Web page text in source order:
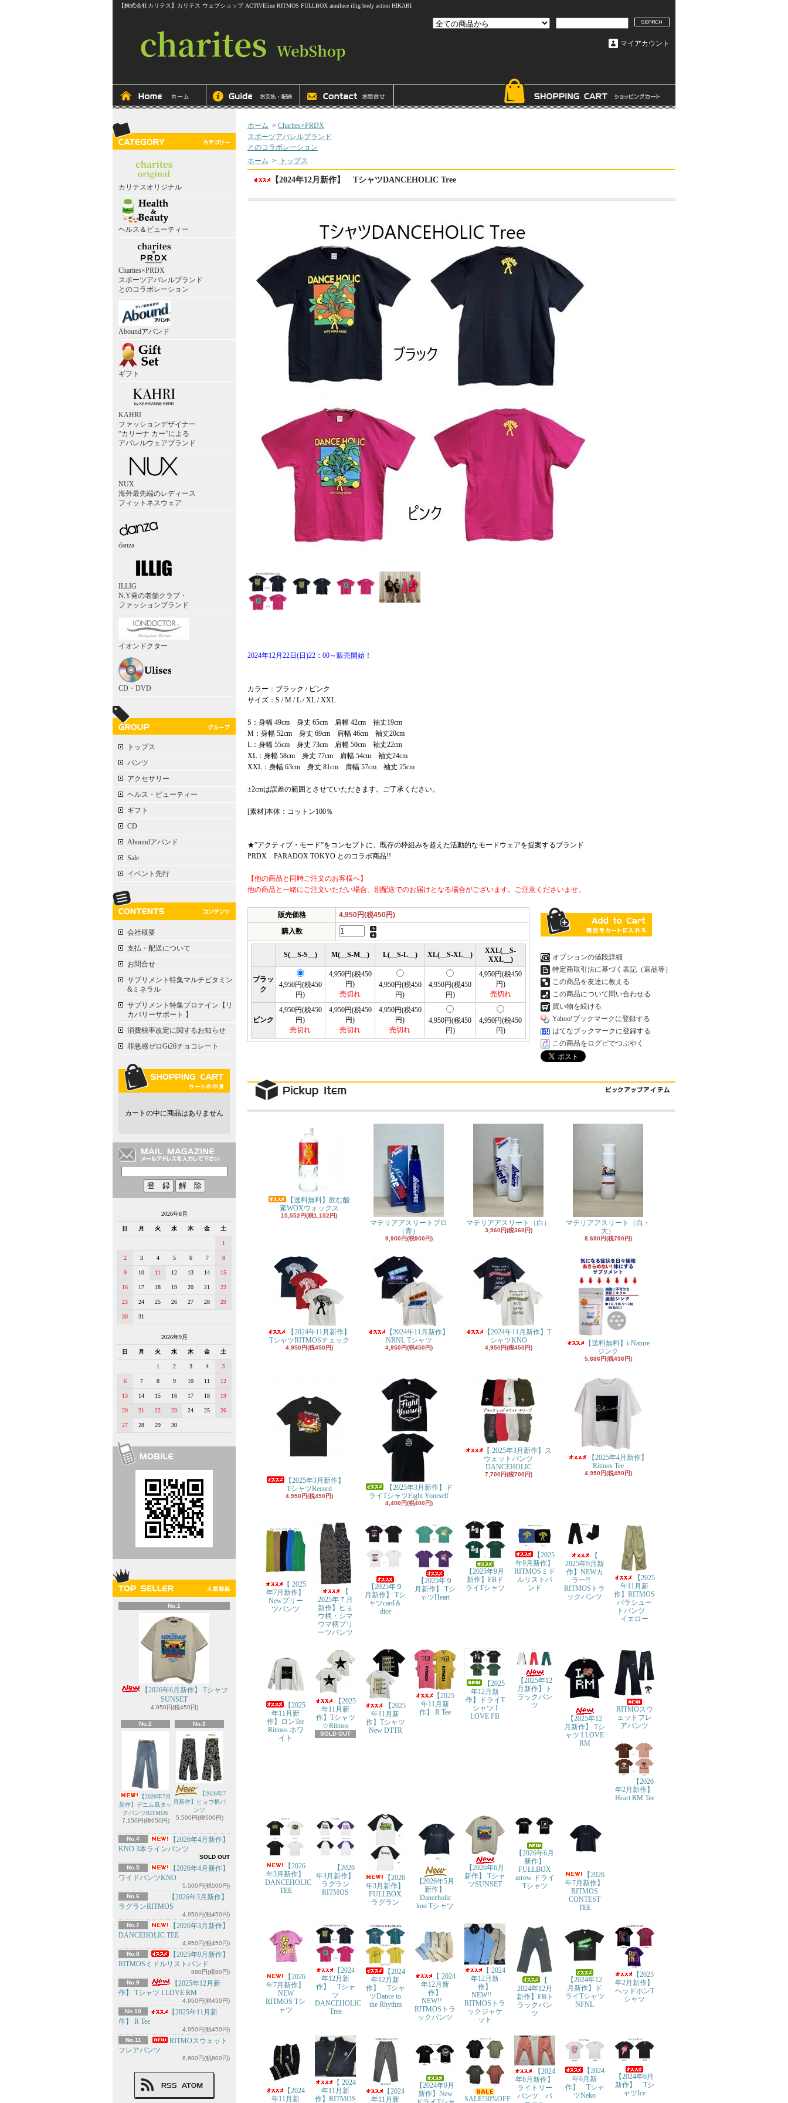
【株式会社カリテス】カリテス ウェブショップ ACTIVEline RITMOS FULLBOX anniluce illig body action HIKARI
マイアカウント
カリテスオリジナル
ヘルス＆ビューティー
Charites×PRDX
スポーツアパレルブランド
とのコラボレーション
Aboundアバンド
ギフト
KAHRI
ファッションデザイナー
“カリーナ カー”による
アパレルウェアブランド
NUX
海外最先端のレディース
フィットネスウェア
danza
ILLIG
N.Y発の老舗クラブ・
ファッションブランド
イオンドクター
CD・DVD
トップス
パンツ
アクセサリー
ヘルス・ビューティー
ギフト
CD
Aboundアバンド
Sale
イベント先行
会社概要
支払・配送について
お問合せ
サプリメント特集マルチビタミン
&ミネラル
サプリメント特集プロテイン【リ
カバリーサポート 】
消費税率改定に関するお知らせ
罪悪感ゼロGi26チョコレート
カートの中に商品はありません
2026年8月
日 月 火 水 木 金 土
1
2 3 4 5 6 7 8
9 10 11 12 13 14 15
16 17 18 19 20 21 22
23 24 25 26 27 28 29
30 31
2026年9月
日 月 火 水 木 金 土
1 2 3 4 5
6 7 8 9 10 11 12
13 14 15 16 17 18 19
20 21 22 23 24 25 26
27 28 29 30
No.1
【2026年6月新作】 Tシャツ
SUNSET
4,950円(税450円)
No.2
【2026年7月
新作】デニム風タッ
クパンツRITMOS
7,150円(税650円)
No.3
【2026年7
月新作】ヒョウ柄パ
ンツ
5,500円(税500円)
No.4
【2026年4月新作】
KNO 3本ラインパンツ
SOLD OUT
No.5
【2026年4月新作】
ワイドパンツKNO
5,500円(税500円)
No.6
【2026年3月新作】
ラグランRITMOS
4,950円(税450円)
No.7
【2026年3月新作】
DANCEHOLIC TEE
4,950円(税450円)
No.8
【2025年9月新作】
RITMOSミドルリストバンド
880円(税80円)
No.9
【2025年12月新
作】 Tシャツ I LOVE RM
4,950円(税450円)
No.10
【2025年11月新
作】 R Tee
4,950円(税450円)
No.11
RITMOスウェット
フレアパンツ
6,600円(税600円)
ホーム > Charites×PRDX
スポーツアパレルブランド
とのコラボレーション
ホーム > トップス
【2024年12月新作】 TシャツDANCEHOLIC Tree
2024年12月22日(日)22：00～販売開始！
カラー：ブラック / ピンク
サイズ：S / M / L / XL / XXL
S：身幅 49cm 身丈 65cm 肩幅 42cm 袖丈19cm
M：身幅 52cm 身丈 69cm 肩幅 46cm 袖丈20cm
L：身幅 55cm 身丈 73cm 肩幅 50cm 袖丈22cm
XL：身幅 58cm 身丈 77cm 肩幅 54cm 袖丈24cm
XXL：身幅 63cm 身丈 81cm 肩幅 57cm 袖丈 25cm
±2cmは誤差の範囲とさせていただきます。ご了承ください。
[素材]本体：コットン100％
★”アクティブ・モード”をコンセプトに、既存の枠組みを超えた活動的なモードウェアを提案するブランド
PRDX PARADOX TOKYO とのコラボ商品!!
【他の商品と同時ご注文のお客様へ】
他の商品と一緒にご注文いただい場合、別配送でのお届けとなる場合がございます。ご注意くださいませ。
販売価格
4,950円(税450円)
購入数
S(__S-S__) M(__S-M__) L(__S-L__) XL(__S-XL__)
XXL(__S-
XXL__)
ブラッ
ク
4,950円(税450
円)
4,950円(税450
円)
売切れ
4,950円(税450
円)
4,950円(税450
円)
4,950円(税450
円)
売切れ
ピンク
4,950円(税450
円)
売切れ
4,950円(税450
円)
売切れ
4,950円(税450
円)
売切れ
4,950円(税450
円)
4,950円(税450
円)
オプションの値段詳細
特定商取引法に基づく表記（返品等）
この商品を友達に教える
この商品について問い合わせる
買い物を続ける
Yahoo!ブックマークに登録する
はてなブックマークに登録する
この商品をログピでつぶやく
【送料無料】飲む酸
素WOXウォックス
15,552円(税1,152円)
マテリアアスリートプロ
（青）
9,900円(税900円)
マテリアアスリート（白）
3,960円(税360円)
マテリアアスリート（白・
大）
8,690円(税790円)
【2024年11月新作】
TシャツRITMOSチェック
4,950円(税450円)
【2024年11月新作】
NRNL Tシャツ
4,950円(税450円)
【2024年11月新作】T
シャツKNO
4,950円(税450円)
【送料無料】i-Nature
ジンク
5,886円(税436円)
【2025年3月新作】
TシャツRecord
4,950円(税450円)
【2025年3月新作】ド
ライTシャツFight Yourself
4,400円(税400円)
【 2025年3月新作】ス
ウェットパンツ
DANCEHOLIC
7,700円(税700円)
【2025年4月新作】
Ritmos Tee
4,950円(税450円)
【 2025
年7月新作】
Newプリー
ツパンツ
【
2025年７月
新作】ヒョ
ウ柄・シマ
ウマ柄プリ
ーツパンツ
【2025年９
月新作】 Tシ
ャツcard＆
dice
【2025年９
月新作】 Tシ
ャツHeart
【2025年9月
新作】FBド
ライTシャツ
【2025
年9月新作】
RITMOSミド
ルリストバ
ンド
【
2025年9月新
作】NEWカ
ラー!!
RITMOSトラ
ックパンツ
【2025
年11月新
作】RITMOS
パラシュー
トパンツ
イエロー
【2025
年11月新
作】ロンTee
Ritmos ホワ
イト
【2025
年11月新
作】Tシャツ
☆Ritmos
SOLD OUT
【2025
年11月新
作】Tシャツ
New DTTR
【2025
年11月新
作】 R Tee
【2025
年12月新
作】ドライT
シャツ I
LOVE FB
【2025年12
月新作】ト
ラックパン
ツ
【2025年12
月新作】 Tシ
ャツ I LOVE
RM
RITMOスウ
ェットフレ
アパンツ
【2026
年2月新作】
Heart RM Tee
【2026
年3月新作】
DANCEHOLIC
TEE
【2026
年3月新作】
ラグラン
RITMOS
【2026
年3月新作】
FULLBOX
ラグラン
【2026年5月
新作】
Danceholic
kno Tシャツ
【2026年6月
新作】 Tシャ
ツSUNSET
【2026年6月
新作】
FULLBOX
arrow ドライ
Tシャツ
【2026
年7月新作】
RITMOS
CONTEST
TEE
【2026
年7月新作】
NEW
RITMOS Tシ
ャツ
【2024
年12月新
作】 Tシャ
ツ
DANCEHOLIC
Tree
【2024
年12月新
作】 Tシャ
ツDance to
the Rhythm
【 2024
年12月新
作】
NEW!!
RITMOSトラ
ックパンツ
【 2024
年12月新
作】
NEW!!
RITMOSトラ
ックジャケ
ット
【
2024年12月
新作】FBト
ラックパン
ツ
【2024年12
月新作】ド
ライTシャツ
NFNL
【2025
年2月新作】
ヘッドホンT
シャツ
【2024
年11月新
【 2024
年11月新
作】RITMOS
【2024
年11月新
【2024年9月
新作】New
SALE!30%OFF
【2024
年6月新作】
ライトリー
パンツ パ
【2024
年6月新
作】 Tシャ
ツNeko
【2024年6月
新作】 Tシ
ャツIce